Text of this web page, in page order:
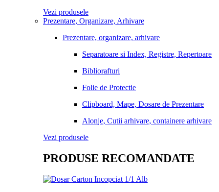
Vezi produsele
Prezentare, Organizare, Arhivare
Prezentare, organizare, arhivare
Separatoare si Index, Registre, Repertoare
Bibliorafturi
Folie de Protectie
Clipboard, Mape, Dosare de Prezentare
Alonje, Cutii arhivare, containere arhivare
Vezi produsele
PRODUSE RECOMANDATE